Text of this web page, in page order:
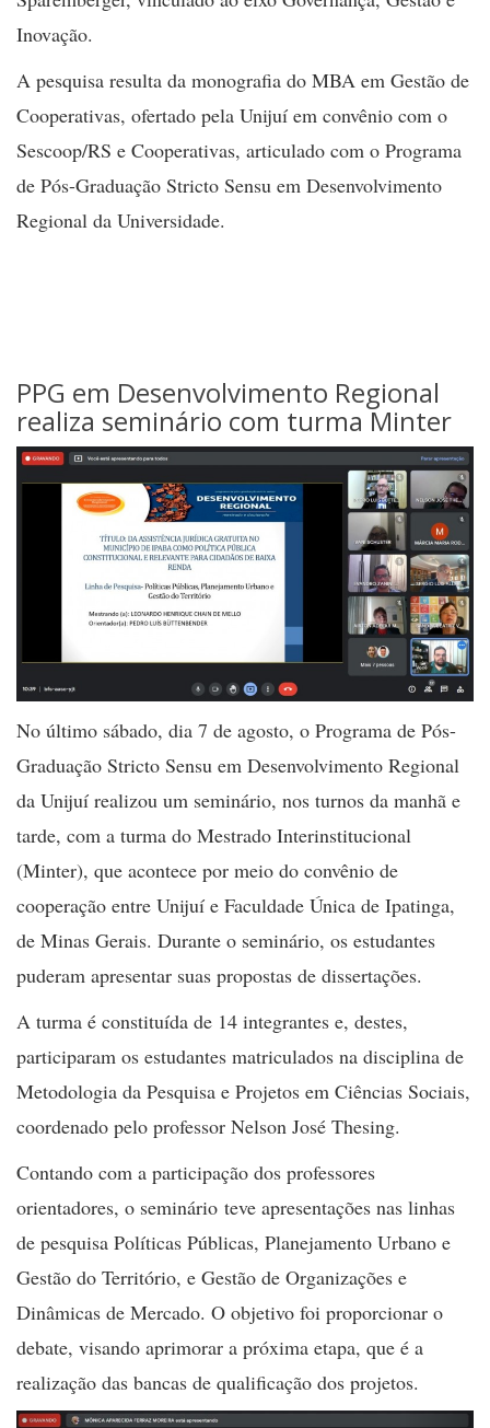
Inovação.
A pesquisa resulta da monografia do MBA em Gestão de
Cooperativas, ofertado pela Unijuí em convênio com o
Sescoop/RS e Cooperativas, articulado com o Programa
de Pós-Graduação Stricto Sensu em Desenvolvimento
Regional da Universidade.
PPG em Desenvolvimento Regional
realiza seminário com turma Minter
No último sábado, dia 7 de agosto, o Programa de Pós-
Graduação Stricto Sensu em Desenvolvimento Regional
da Unijuí realizou um seminário, nos turnos da manhã e
tarde, com a turma do Mestrado Interinstitucional
(Minter), que acontece por meio do convênio de
cooperação entre Unijuí e Faculdade Única de Ipatinga,
de Minas Gerais. Durante o seminário, os estudantes
puderam apresentar suas propostas de dissertações.
A turma é constituída de 14 integrantes e, destes,
participaram os estudantes matriculados na disciplina de
Metodologia da Pesquisa e Projetos em Ciências Sociais,
coordenado pelo professor Nelson José Thesing.
Contando com a participação dos professores
orientadores, o seminário teve apresentações nas linhas
de pesquisa Políticas Públicas, Planejamento Urbano e
Gestão do Território, e Gestão de Organizações e
Dinâmicas de Mercado. O objetivo foi proporcionar o
debate, visando aprimorar a próxima etapa, que é a
realização das bancas de qualificação dos projetos.